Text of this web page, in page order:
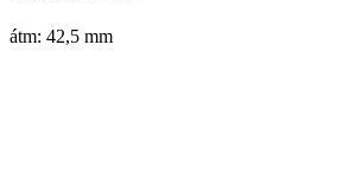
átm: 42,5 mm